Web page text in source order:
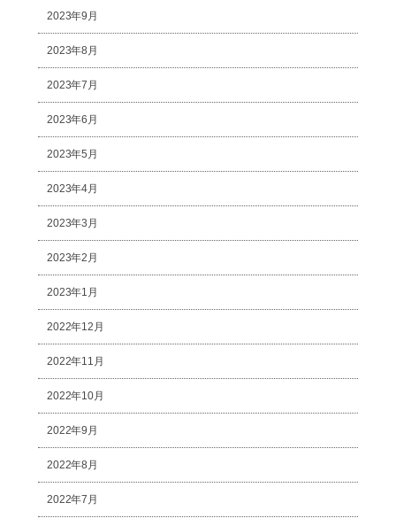
2023年9月
2023年8月
2023年7月
2023年6月
2023年5月
2023年4月
2023年3月
2023年2月
2023年1月
2022年12月
2022年11月
2022年10月
2022年9月
2022年8月
2022年7月